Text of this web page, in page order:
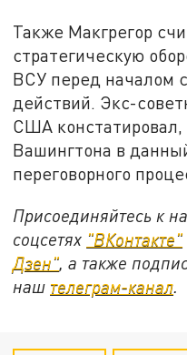
Также Макгрегор
стратегическую
ВСУ перед началом
действий. Экс-
США
Вашингтона в
переговорного
Присоединяйтесь к
соцсетях "ВКонтакте"
Дзен", а также
наш телеграм-канал.